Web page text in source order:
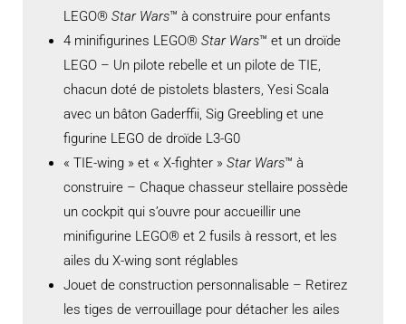
LEGO® Star Wars™ à construire pour enfants
4 minifigurines LEGO® Star Wars™ et un droïde
LEGO – Un pilote rebelle et un pilote de TIE,
chacun doté de pistolets blasters, Yesi Scala
avec un bâton Gaderffii, Sig Greebling et une
figurine LEGO de droïde L3-G0
« TIE-wing » et « X-fighter » Star Wars™ à
construire – Chaque chasseur stellaire possède
un cockpit qui s’ouvre pour accueillir une
minifigurine LEGO® et 2 fusils à ressort, et les
ailes du X-wing sont réglables
Jouet de construction personnalisable – Retirez
les tiges de verrouillage pour détacher les ailes